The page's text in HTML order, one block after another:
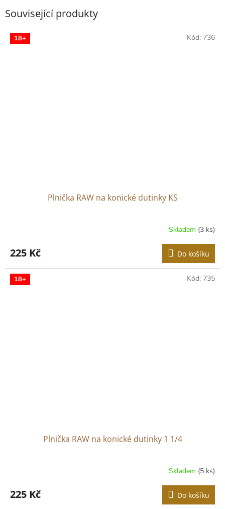
Související produkty
18+
Plnička RAW na konické dutinky KS
Skladem (3 ks)
225 Kč Do košíku
Kód: 736
18+
Plnička RAW na konické dutinky 1 1/4
Skladem (5 ks)
225 Kč Do košíku
Kód: 735